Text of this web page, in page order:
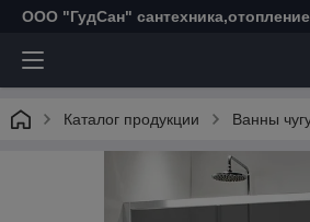
ООО "ГудСан"
Каталог продукции Ванны